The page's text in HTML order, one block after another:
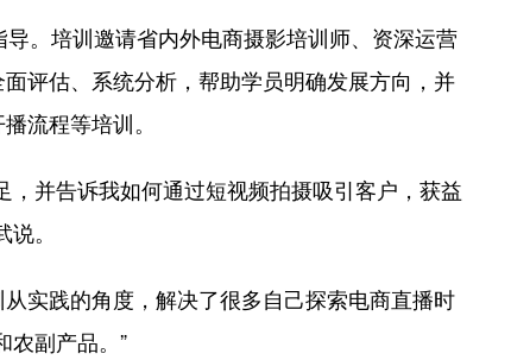
。培训邀请省内外电商摄影培训师、资深运营
评估、系统分析，帮助学员明确发展方向，并
流程等培训。
并告诉我如何通过短视频拍摄吸引客户，获益
。
践的角度，解决了很多自己探索电商直播时
农副产品。”